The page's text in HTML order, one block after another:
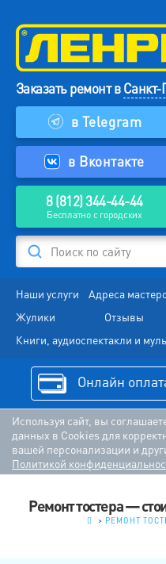
Заказать ремонт вСанкт-
в Telegram
в Вконтакте
8 (812) 344-44-44
Бесплатно с городских
Поиск по сайту
Наши услуги Адреса
Жулики
Отзывы
Книги, аудиоспектакли и
Онлайн
Используя сайт, вы
данных в Cookies для
вашей персонализации и
Политикой
Ремонт тостера —
> РЕМОНТ